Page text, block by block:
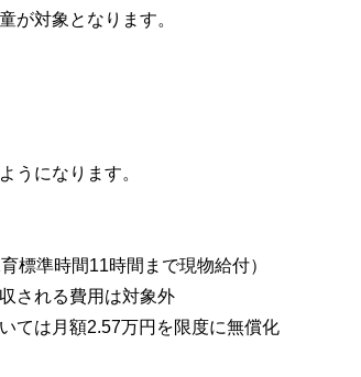
が対象となります。
うになります。
標準時間11時間まで現物給付）
される費用は対象外
ては月額2.57万円を限度に無償化